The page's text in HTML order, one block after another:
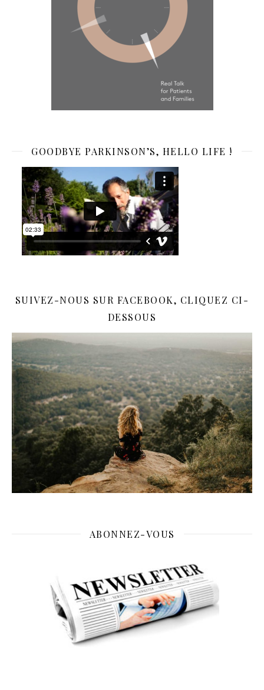
GOODBYE PARKINSON’S, HELLO LIFE !
SUIVEZ-NOUS SUR FACEBOOK, CLIQUEZ CI-
DESSOUS
ABONNEZ-VOUS